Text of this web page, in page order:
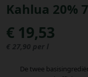
Kahlua 20%
€ 19,53
€ 27,90 per l
De twee